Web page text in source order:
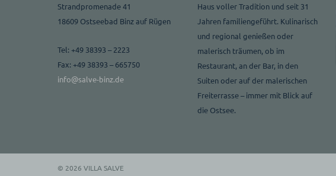
Strandpromenade 41
18609 Ostseebad Binz auf Rügen
Tel: +49 38393 – 2223
Fax: +49 38393 – 665750
info@salve-binz.de
Haus voller Tradition und seit 31
Jahren familiengeführt. Kulinarisch
und regional genießen oder
malerisch träumen, ob im
Restaurant, an der Bar, in den
Suiten oder auf der malerischen
Freiterrasse – immer mit Blick auf
die Ostsee.
© 2026 VILLA SALVE